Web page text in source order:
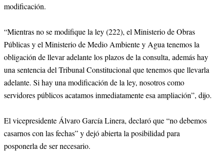
modificación.
“Mientras no se modifique la ley (222), el Ministerio de Obras
Públicas y el Ministerio de Medio Ambiente y Agua tenemos la
obligación de llevar adelante los plazos de la consulta, además hay
una sentencia del Tribunal Constitucional que tenemos que llevarla
adelante. Si hay una modificación de la ley, nosotros como
servidores públicos acatamos inmediatamente esa ampliación”, dijo.
El vicepresidente Álvaro García Linera, declaró que “no debemos
casarnos con las fechas” y dejó abierta la posibilidad para
posponerla de ser necesario.